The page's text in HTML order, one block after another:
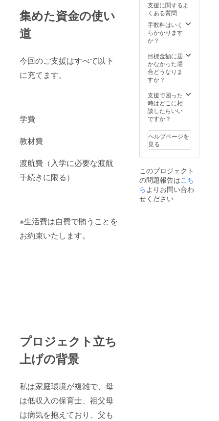
集めた資金の使い
道
今回のご支援はすべて以下
に充てます。
学費
教材費
渡航費（入学に必要な渡航
手続きに限る）
※生活費は自費で賄うことを
お約束いたします。
プロジェクト立ち
上げの背景
私は家庭環境が複雑で、母
は低収入の保育士、祖父母
は病気を抱えており、父も
支援に関するよ
くある質問
手数料はいく
らかかります
か？
目標金額に届
かなかった場
合どうなりま
すか？
支援で困った
時はどこに相
談したらいい
ですか？
ヘルプページを
見る
このプロジェクト
の問題報告はこち
らよりお問い合わ
せください